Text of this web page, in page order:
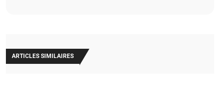
ARTICLES SIMILAIRES